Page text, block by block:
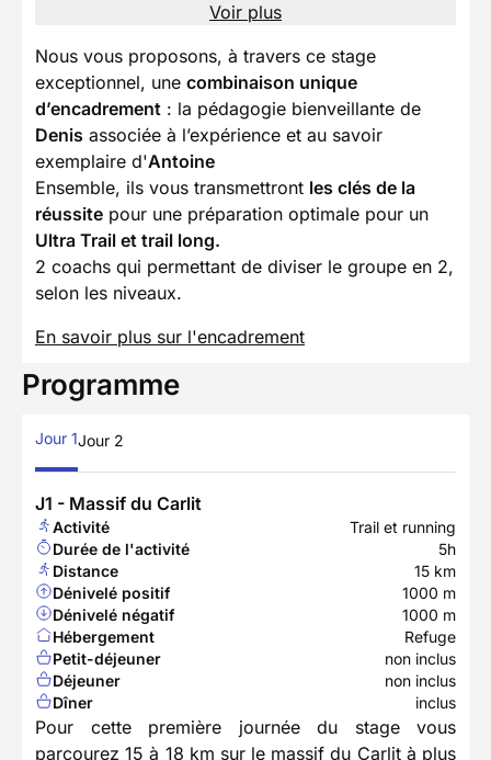
Voir plus
Nous vous proposons, à travers ce stage
exceptionnel, une combinaison unique
d’encadrement : la pédagogie bienveillante de
Denis associée à l’expérience et au savoir
exemplaire d'Antoine
Ensemble, ils vous transmettront les clés de la
réussite pour une préparation optimale pour un
Ultra Trail et trail long.
2 coachs qui permettant de diviser le groupe en 2,
selon les niveaux.
En savoir plus sur l'encadrement
Programme
Jour 1Jour 2
J1 - Massif du Carlit
Activité
Trail et running
Durée de l'activité
5h
Distance
15 km
Dénivelé positif
1000 m
Dénivelé négatif
1000 m
Hébergement
Refuge
Petit-déjeuner
non inclus
Déjeuner
non inclus
Dîner
inclus
Pour cette première journée du stage vous
parcourez 15 à 18 km sur le massif du Carlit à plus